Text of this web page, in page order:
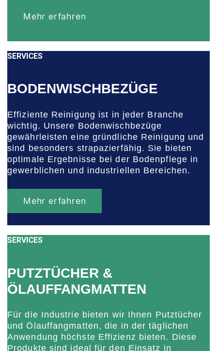
Mehr erfahren
SERVICES
BODENWISCHBEZÜGE
Effiziente Reinigung ist in jeder Branche
wichtig. Unsere Bodenwischbezüge
gewährleisten eine gründliche Reinigung und
sind besonders strapazierfähig. Sie bieten
optimale Ergebnisse bei der Bodenpflege in
gewerblichen und industriellen Bereichen.
Mehr erfahren
SERVICES
PUTZTÜCHER &
ÖLAUFFANGMATTEN
Für die Industrie bieten wir Ihnen Putztücher
und Ölauffangmatten, die in der täglichen
Anwendung höchste Effizienz bieten. Diese
Produkte sind ideal für den Einsatz in